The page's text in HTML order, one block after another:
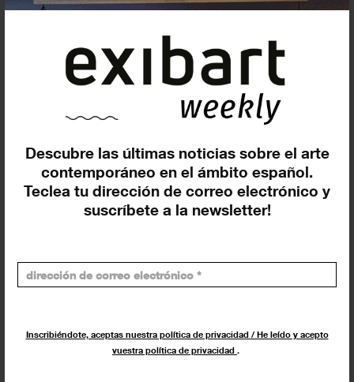
Descubre las últimas noticias sobre el arte
contemporáneo en el ámbito español.
Teclea tu dirección de correo electrónico y
suscríbete a la newsletter!
Inscribiéndote, aceptas nuestra política de privacidad / He leído y acepto
vuestra política de privacidad .
En curso y futuros
Incluir eventos web
Buscar